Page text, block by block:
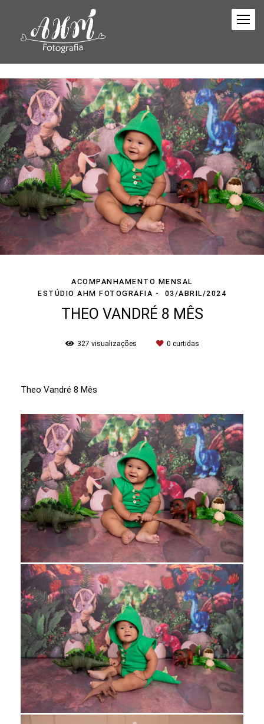
ACOMPANHAMENTO MENSAL
ESTÚDIO AHM FOTOGRAFIA
03/ABRIL/2024
THEO VANDRÉ 8 MÊS
327 visualizações 0 curtidas
Theo Vandré 8 Mês